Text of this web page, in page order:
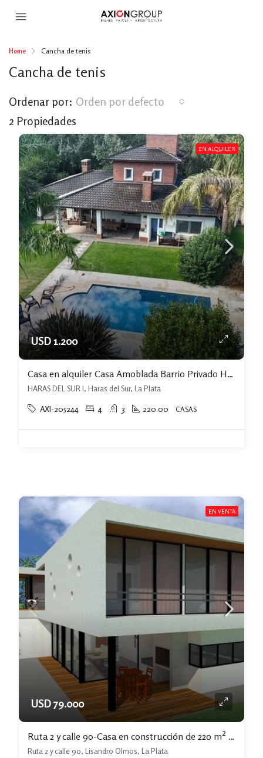
Home Cancha de tenis
Cancha de tenis
2 Propiedades
Ordenar por: Orden por defecto
EN ALQUILER
USD 1.200
Casa en alquiler Casa Amoblada Barrio Privado Haras Del Sur I
HARAS DEL SUR I, Haras del Sur, La Plata
AXI-205244 4 3 220.00 CASAS
EN VENTA
USD 79.000
Ruta 2 y calle 90-Casa en construcción de 220 m² sobre lote de 1.000 m²
Ruta 2 y calle 90, Lisandro Olmos, La Plata